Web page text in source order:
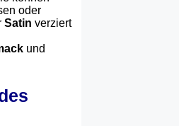
oder
Satin verziert
und